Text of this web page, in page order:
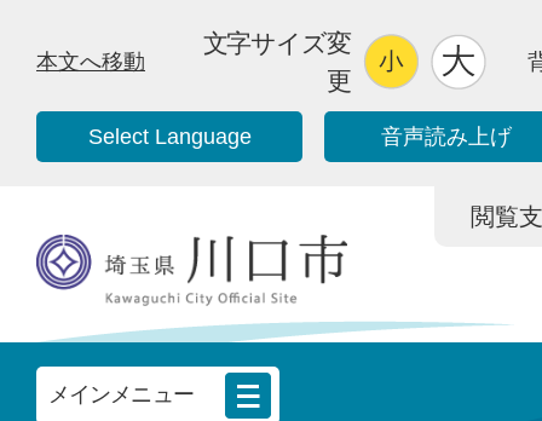
本文へ移動
文字サイズ変
更
Select Language 音声読み上げ
閲覧
メインメニュー